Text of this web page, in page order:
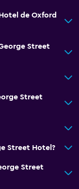
de Oxford
Street
Street
Street Hotel?
Street